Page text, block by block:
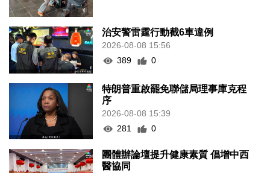
治安警雷霆行動截6車違例
2026-08-08 15:56
389
0
特朗普重啟罷免聯儲局理事庫克程
序
2026-08-08 15:39
281
0
團體辦論壇提升健康素質 倡增中西
醫協同